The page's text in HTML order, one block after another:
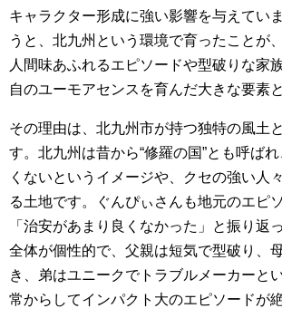
キャラクター形成に強い影響を与えてい
うと、北九州という環境で育ったことが
人間味あふれるエピソードや型破りな家
自のユーモアセンスを育んだ大きな要素
その理由は、北九州市が持つ独特の風土
す。北九州は昔から“修羅の国”とも呼ば
くないというイメージや、クセの強い人
る土地です。ぐんぴぃさんも地元のエピ
「治安があまり良くなかった」と振り返
全体が個性的で、父親は短気で型破り、
き、弟はユニークでトラブルメーカーと
常からしてインパクト大のエピソードが